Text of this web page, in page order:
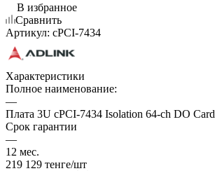
В избранное
Сравнить
Артикул: cPCI-7434
Характеристики
Полное наименование:
—
Плата 3U cPCI-7434 Isolation 64-ch DO Card
Срок гарантии
—
12 мес.
219 129 тенге/шт